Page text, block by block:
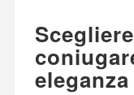
eleganza